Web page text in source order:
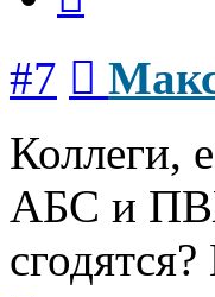
#7
Коллеги,
АБС и